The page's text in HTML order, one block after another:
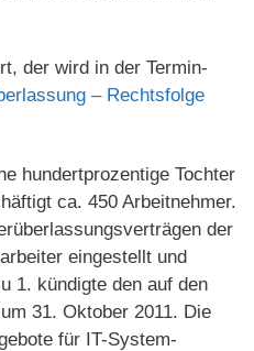
der wird in der Termin-
– Rechtsfolge
hundertprozentige Tochter
ca. 450 Arbeitnehmer.
der
eingestellt und
1. kündigte den auf den
31. Oktober 2011. Die
für IT-System-